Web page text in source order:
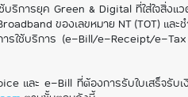
บริการยุค Green & Digital ที่ใส่ใจ
ของเลขหมาย NT (TOT) แ
ารใช้บริการ (e-Bill/e-Receipt/e-
และ e-Bill ที่ต้องการรับใบเสร็จรับเ